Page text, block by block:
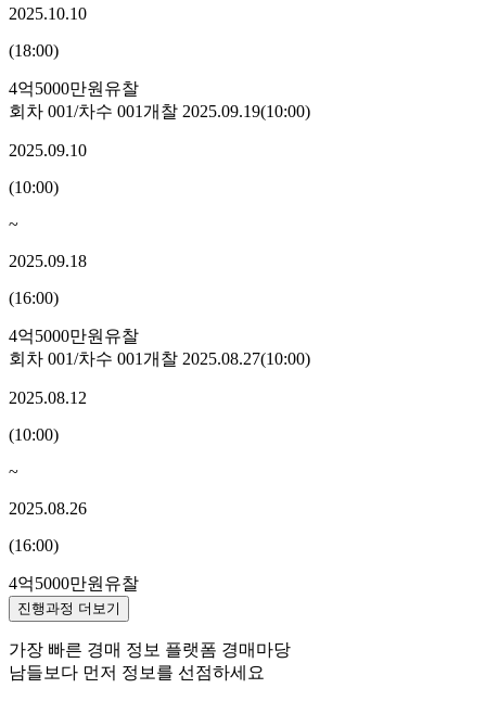
2025.10.10
(18:00)
4억5000만원 유찰
회차 001/차수 001개찰 2025.09.19(10:00)
2025.09.10
(10:00)
~
2025.09.18
(16:00)
4억5000만원 유찰
회차 001/차수 001개찰 2025.08.27(10:00)
2025.08.12
(10:00)
~
2025.08.26
(16:00)
4억5000만원 유찰
진행과정 더보기
가장 빠른 경매 정보 플랫폼 경매마당
남들보다 먼저 정보를 선점하세요